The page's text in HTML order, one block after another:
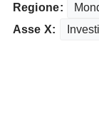
Regione:
Asse X: